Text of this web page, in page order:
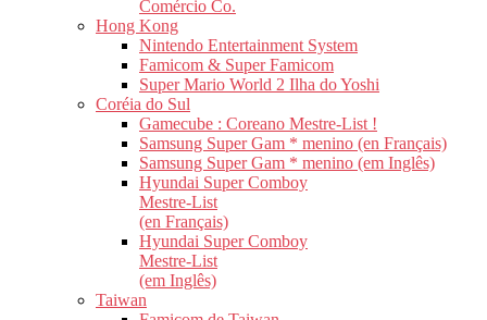
Comércio Co.
Hong Kong
Nintendo Entertainment System
Famicom & Super Famicom
Super Mario World 2 Ilha do Yoshi
Coréia do Sul
Gamecube : Coreano Mestre-List !
Samsung Super Gam * menino (en Français)
Samsung Super Gam * menino (em Inglês)
Hyundai Super Comboy
Mestre-List
(en Français)
Hyundai Super Comboy
Mestre-List
(em Inglês)
Taiwan